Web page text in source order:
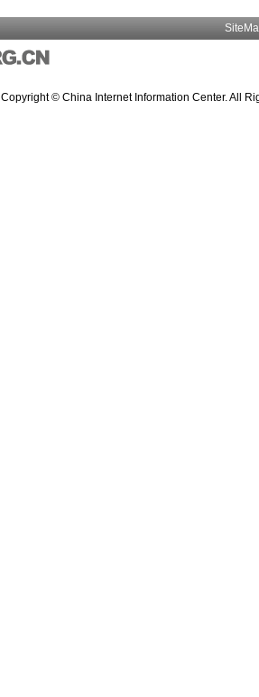
Copyright © China Internet Information Center. All